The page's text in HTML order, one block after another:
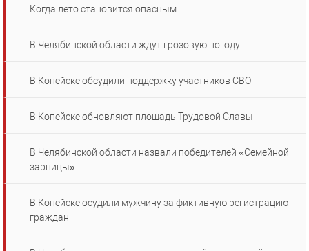
Когда лето становится опасным
В Челябинской области ждут грозовую погоду
В Копейске обсудили поддержку участников СВО
В Копейске обновляют площадь Трудовой Славы
В Челябинской области назвали победителей «Семейной
зарницы»
В Копейске осудили мужчину за фиктивную регистрацию
граждан